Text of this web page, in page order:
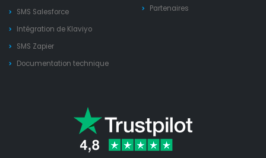
SMS Salesforce
Intégration de Klaviyo
SMS Zapier
Documentation technique
Partenaires